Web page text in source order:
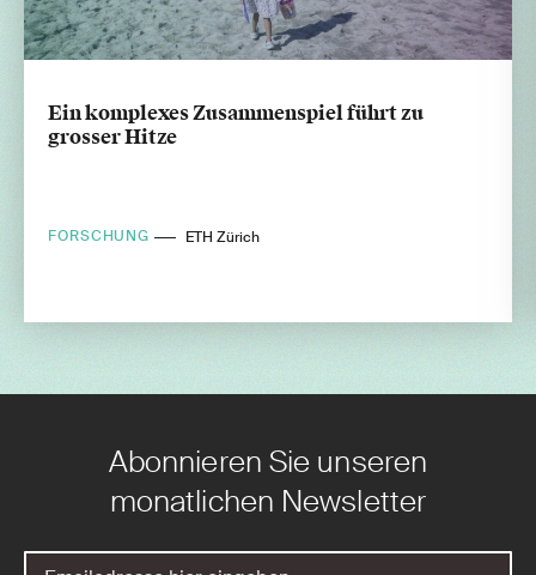
Ein komplexes Zusammenspiel führt zu
grosser Hitze
FORSCHUNG ETH Zürich
Abonnieren Sie unseren
monatlichen Newsletter